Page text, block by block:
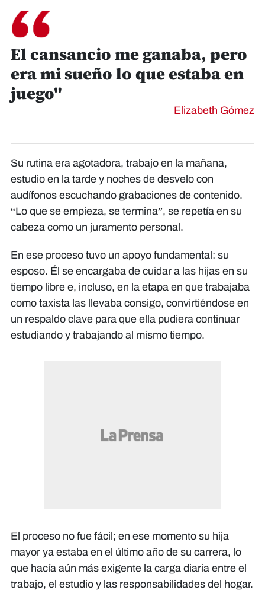
El cansancio me ganaba, pero
era mi sueño lo que estaba en
juego"
Elizabeth Gómez
Su rutina era agotadora, trabajo en la mañana,
estudio en la tarde y noches de desvelo con
audífonos escuchando grabaciones de contenido.
“Lo que se empieza, se termina”, se repetía en su
cabeza como un juramento personal.
En ese proceso tuvo un apoyo fundamental: su
esposo. Él se encargaba de cuidar a las hijas en su
tiempo libre e, incluso, en la etapa en que trabajaba
como taxista las llevaba consigo, convirtiéndose en
un respaldo clave para que ella pudiera continuar
estudiando y trabajando al mismo tiempo.
El proceso no fue fácil; en ese momento su hija
mayor ya estaba en el último año de su carrera, lo
que hacía aún más exigente la carga diaria entre el
trabajo, el estudio y las responsabilidades del hogar.